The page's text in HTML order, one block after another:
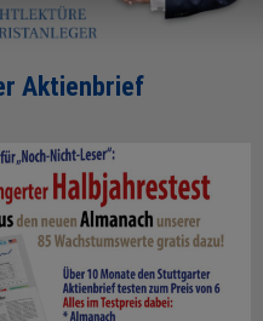
Aktienbrief